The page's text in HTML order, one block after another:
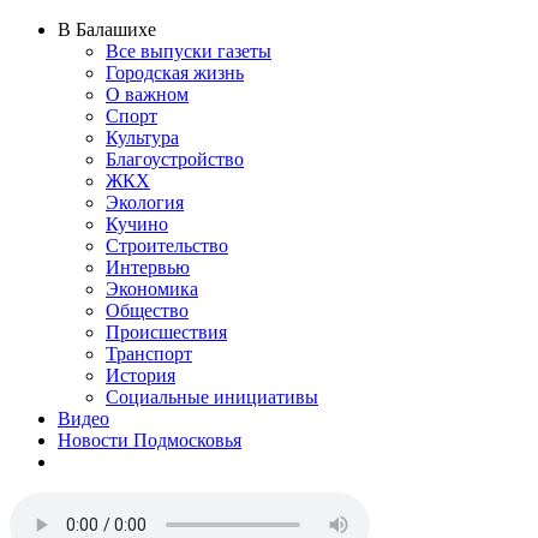
В Балашихе
Все выпуски газеты
Городская жизнь
О важном
Спорт
Культура
Благоустройство
ЖКХ
Экология
Кучино
Строительство
Интервью
Экономика
Общество
Происшествия
Транспорт
История
Социальные инициативы
Видео
Новости Подмосковья